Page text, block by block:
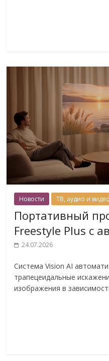
Новости ТВ, аудио и видео
Портативный
Freestyle Plus с
24.07.2026
Система Vision AI
трапецеидальные
изображения в